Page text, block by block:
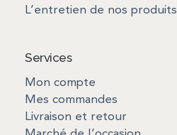
L’entretien de nos produits
Services
Mon compte
Mes commandes
Livraison et retour